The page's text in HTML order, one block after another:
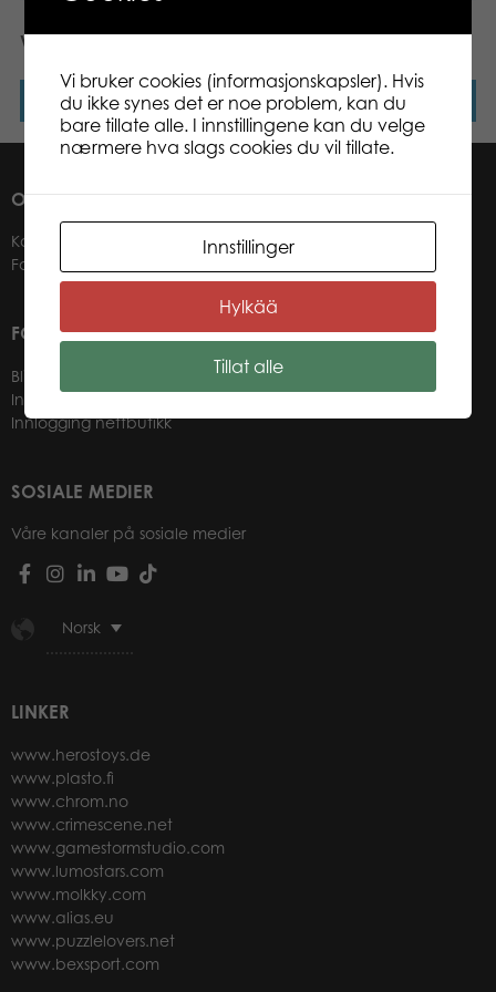
Verdens populærkultur
Les mer Les mer
OM OSS
Kontakter
Forhandlere
FOR VÅRE KUNDER
Bli forhandler
Informasjon for forhandlere
Innlogging nettbutikk
SOSIALE MEDIER
Våre kanaler på sosiale medier
Norsk
LINKER
www.herostoys.de
www.plasto.fi
www.chrom.no
www.crimescene.net
www.gamestormstudio.com
www.lumostars.com
www.molkky.com
www.alias.eu
www.puzzlelovers.net
www.bexsport.com
Vi bruker cookies (informasjonskapsler). Hvis
du ikke synes det er noe problem, kan du
bare tillate alle. I innstillingene kan du velge
nærmere hva slags cookies du vil tillate.
Innstillinger
Hylkää
Tillat alle